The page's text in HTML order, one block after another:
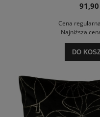
91,90
Cena
Najniższa
DO